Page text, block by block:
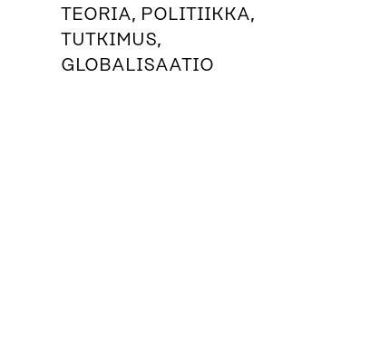
TEORIA, POLITIIKKA,
TUTKIMUS,
GLOBALISAATIO